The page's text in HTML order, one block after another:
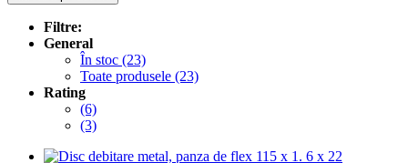
Filtre:
General
În stoc (23)
Toate produsele (23)
Rating
(6)
(3)